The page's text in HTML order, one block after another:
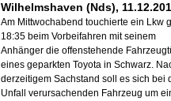
Wilhelmshaven (Nds),
Am Mittwochabend touchierte ein Lkw
18:35 beim Vorbeifahren mit seinem
Anhänger die offenstehende
eines geparkten Toyota in Schwarz.
derzeitigem Sachstand soll es sich bei
Unfall verursachenden Fahrzeug um